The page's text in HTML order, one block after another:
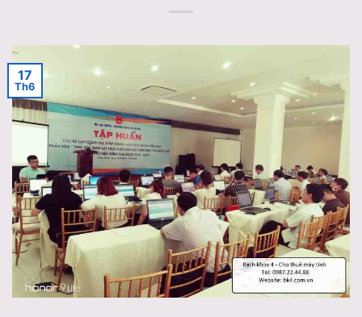
17
Th6